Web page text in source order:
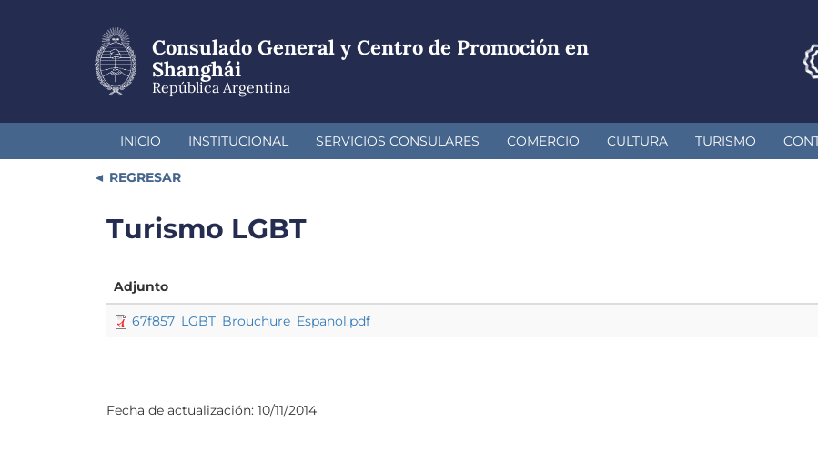
Consulado General y Centro de Promoción en
Shanghái
República Argentina
INICIO INSTITUCIONAL SERVICIOS CONSULARES COMERCIO CULTURA TURISMO
REGRESAR
Turismo LGBT
Adjunto
67f857_LGBT_Brouchure_Espanol.pdf
Fecha de actualización: 10/11/2014